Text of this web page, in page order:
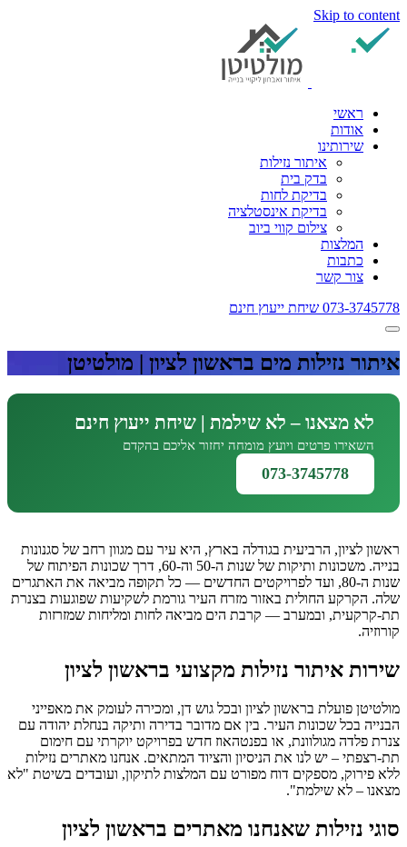
Skip to content
ראשי
אודות
שירותינו
איתור נזילות
בדק בית
בדיקת לחות
בדיקת אינסטלציה
צילום קווי ביוב
המלצות
כתבות
צור קשר
073-3745778 שיחת ייעוץ חינם
איתור נזילות מים בראשון לציון | מולטיטן
לא מצאנו – לא שילמת | שיחת ייעוץ חינם
השאירו פרטים ויועץ מומחה יחזור אליכם בהקדם
073-3745778
ראשון לציון, הרביעית בגודלה בארץ, היא עיר עם מגוון רחב של סגנונות
בנייה. משכונות ותיקות של שנות ה-50 וה-60, דרך שכונות הפיתוח של
שנות ה-80, ועד לפרויקטים החדשים — כל תקופה מביאה את האתגרים
שלה. הקרקע החולית באזור מזרח העיר גורמת לשקיעות שפוגעות בצנרת
תת-קרקעית, ובמערב — קרבת הים מביאה לחות ומליחות שמזרזות
קורוזיה.
שירות איתור נזילות מקצועי בראשון לציון
מולטיטן פועלת בראשון לציון ובכל גוש דן, ומכירה לעומק את מאפייני
הבנייה בכל שכונות העיר. בין אם מדובר בדירה ותיקה בנחלת יהודה עם
צנרת פלדה מגולוונת, או בפנטהאוז חדש בפרויקט יוקרתי עם חימום
תת-רצפתי – יש לנו את הניסיון והציוד המתאים. אנחנו מאתרים נזילות
ללא פירוק, מספקים דוח מפורט עם המלצות לתיקון, ועובדים בשיטת "לא
מצאנו – לא שילמת".
סוגי נזילות שאנחנו מאתרים בראשון לציון